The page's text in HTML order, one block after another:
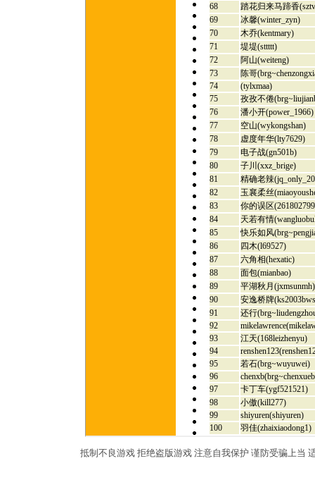
68
踏花归来马蹄香
69
冰馨(winter_zyn)
70
木乔(kentmary)
71
堤堤(sttttt)
72
阿山(weiteng)
73
陈哥
74
(tylxmaa)
75
孜孜不倦
76
潘小开(power_1966)
77
空山(wykongshan)
78
虚度年华(lty7629)
79
电子战(gn501b)
80
子川(xxz_brige)
81
精确老辣
82
玉襄柔丝
83
你的误区
84
天若有情
85
快乐如风
86
四木(l69527)
87
六角相(hexatic)
88
面包(mianbao)
89
平湖秋月(jxmsunmh)
90
安逸桥牌
91
还行
92
93
江天(168leizhenyu)
94
95
若石(brg~wuyuwei)
96
97
卡丁车(ygf521521)
98
小傲(kill277)
99
shiyuren(shiyuren)
100
羽佳(zhaixiaodong1)
抵制不良游戏 拒绝盗版游戏 注意自我保护 谨防受骗上